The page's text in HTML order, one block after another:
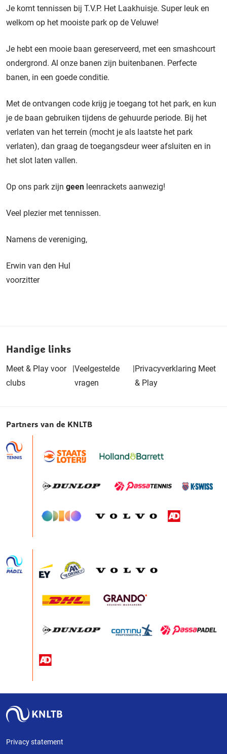
Je komt tennissen bij T.V.P. Het Laakhuisje. Super leuk en
welkom op het mooiste park op de Veluwe!
Je hebt een mooie baan gereserveerd, met een smashcourt
ondergrond. Al onze banen zijn buitenbanen. Perfecte
banen, in een goede conditie.
Met de ontvangen code krijg je toegang tot het park, en kun
je de baan gebruiken tijdens de gehuurde periode. Bij het
verlaten van het terrein (mocht je als laatste het park
verlaten), dan graag de toegangsdeur weer afsluiten en in
het slot laten vallen.
Op ons park zijn geen leenrackets aanwezig!
Veel plezier met tennissen.
Namens de vereniging,
Erwin van den Hul
voorzitter
Handige links
Meet & Play voor
clubs
|Veelgestelde
vragen
|Privacyverklaring Meet
& Play
Partners van de KNLTB
Privacy statement